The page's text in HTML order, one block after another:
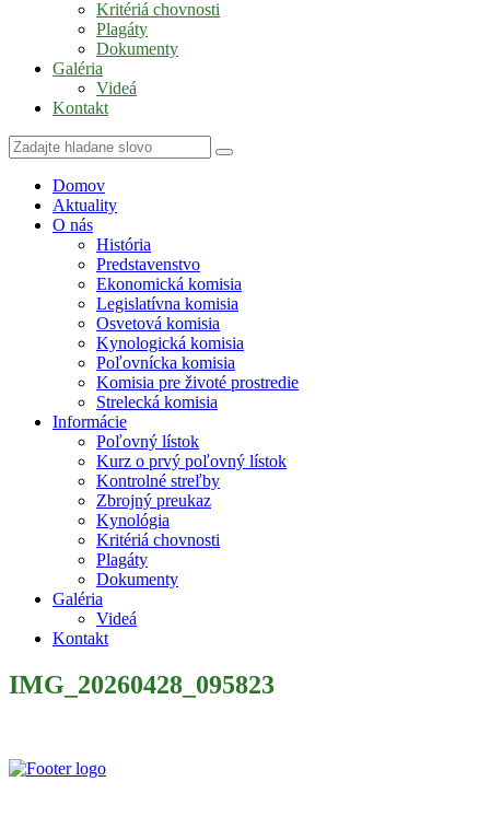
Kritériá chovnosti
Plagáty
Dokumenty
Galéria
Videá
Kontakt
Domov
Aktuality
O nás
História
Predstavenstvo
Ekonomická komisia
Legislatívna komisia
Osvetová komisia
Kynologická komisia
Poľovnícka komisia
Komisia pre životé prostredie
Strelecká komisia
Informácie
Poľovný lístok
Kurz o prvý poľovný lístok
Kontrolné streľby
Zbrojný preukaz
Kynológia
Kritériá chovnosti
Plagáty
Dokumenty
Galéria
Videá
Kontakt
IMG_20260428_095823